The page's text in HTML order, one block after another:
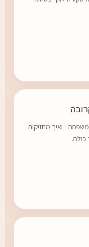
- ואיך מחזיקות